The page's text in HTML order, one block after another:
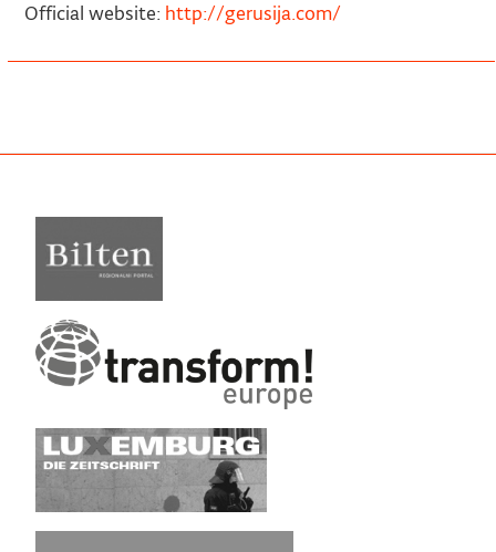
Official website: http://gerusija.com/